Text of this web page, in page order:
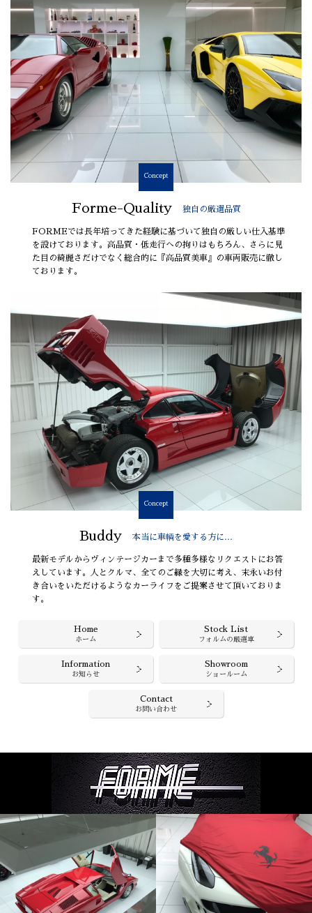
Concept
Forme-Quality 独自の厳選品質
FORMEでは長年培ってきた経験に基づいて独自の厳しい仕入基準
を設けております。高品質・低走行への拘りはもちろん、さらに見
た目の綺麗さだけでなく総合的に『高品質美車』の車両販売に徹し
ております。
Concept
Buddy 本当に車輌を愛する方に…
最新モデルからヴィンテージカーまで多種多様なリクエストにお答
えしています。人とクルマ、全てのご縁を大切に考え、末永いお付
き合いをいただけるようなカーライフをご提案させて頂いておりま
す。
Home
ホーム
Stock List
フォルムの厳選車
Information
お知らせ
Showroom
ショールーム
Contact
お問い合わせ